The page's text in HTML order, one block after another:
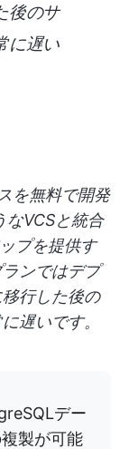
後のサ
に遅い
を無料で開発
なVCSと統合
プを提供す
ンではデプ
行した後の
遅いです。
デー
製が可能